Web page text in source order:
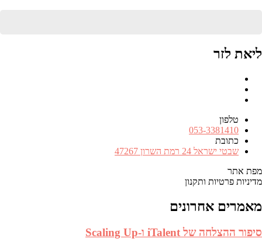
ליאת לזר
טלפון
מספר
טלפון
053-3381410
כתובת
כתובת
שבטי ישראל 24 רמת השרון 47267
מפת אתר
מדיניות פרטיות ותקנון
מאמרים אחרונים
סיפור ההצלחה של iTalent ו-Scaling Up